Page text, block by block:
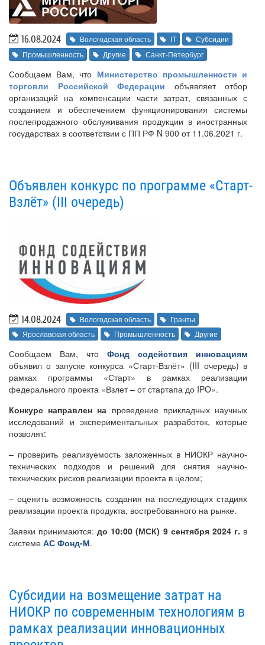
16.08.2024 Вологодская область IT
Субсидии
Промышленность
Другие Санкт-Петербург
Сообщаем Вам, что Министерство промышленности и
торговли Российской Федерации объявляет отбор
организаций на компенсации части затрат, связанных с
созданием и обеспечением функционирования системы
послепродажного обслуживания продукции в иностранных
государствах в соответствии с ПП РФ N 900 от 11.06.2021 г.
Объявлен конкурс по программе «Старт-
Взлёт» (III очередь)
14.08.2024 Вологодская область
Гранты
Ярославская область
Промышленность Другие
Сообщаем Вам, что Фонд содействия инновациям
объявил о запуске конкурса «Старт-Взлёт» (III очередь) в
рамках программы «Старт» в рамках реализации
федерального проекта «Взлет – от стартапа до IPO».
Конкурс направлен на проведение прикладных научных
исследований и экспериментальных разработок, которые
позволят:
– проверить реализуемость заложенных в НИОКР научно-
технических подходов и решений для снятия научно-
технических рисков реализации проекта в целом;
– оценить возможность создания на последующих стадиях
реализации проекта продукта, востребованного на рынке.
Заявки принимаются:до 10:00 (МСК) 9 сентября 2024 г. в
системе АС Фонд-М.
Субсидии на возмещение затрат на
НИОКР по современным технологиям в
рамках реализации инновационных